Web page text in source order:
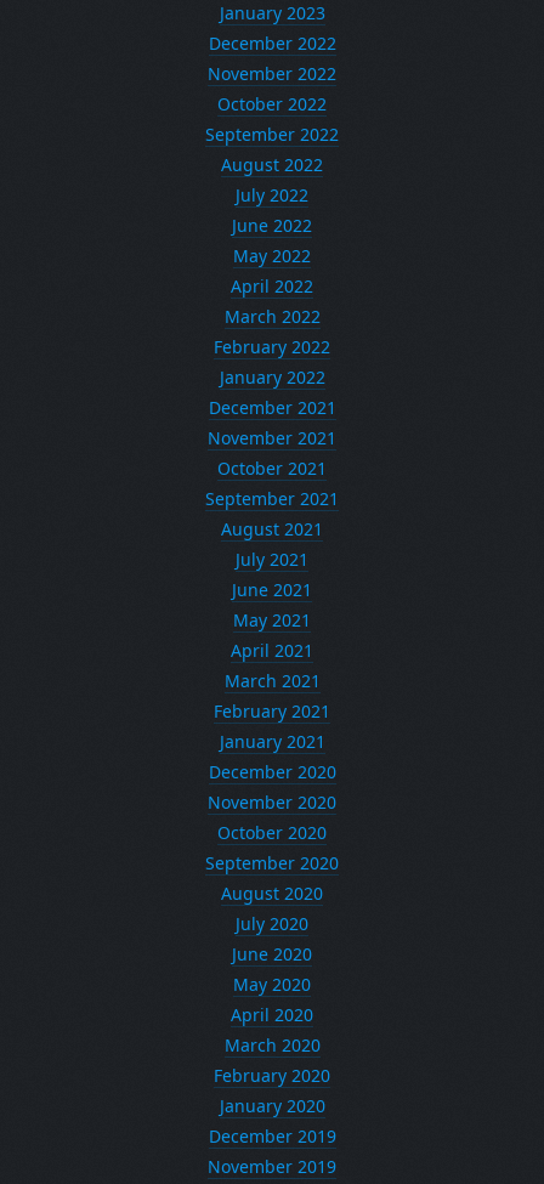
January 2023
December 2022
November 2022
October 2022
September 2022
August 2022
July 2022
June 2022
May 2022
April 2022
March 2022
February 2022
January 2022
December 2021
November 2021
October 2021
September 2021
August 2021
July 2021
June 2021
May 2021
April 2021
March 2021
February 2021
January 2021
December 2020
November 2020
October 2020
September 2020
August 2020
July 2020
June 2020
May 2020
April 2020
March 2020
February 2020
January 2020
December 2019
November 2019